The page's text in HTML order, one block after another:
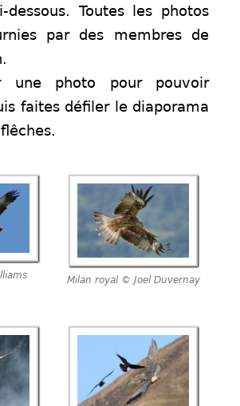
Toutes les photos
par des membres de
une photo pour pouvoir
faites défiler le diaporama
Milan royal © Joel Duvernay